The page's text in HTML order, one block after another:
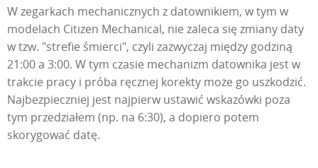
W zegarkach mechanicznych z datownikiem, w tym w
modelach Citizen Mechanical, nie zaleca się zmiany daty
w tzw. "strefie śmierci", czyli zazwyczaj między godziną
21:00 a 3:00. W tym czasie mechanizm datownika jest w
trakcie pracy i próba ręcznej korekty może go uszkodzić.
Najbezpieczniej jest najpierw ustawić wskazówki poza
tym przedziałem (np. na 6:30), a dopiero potem
skorygować datę.